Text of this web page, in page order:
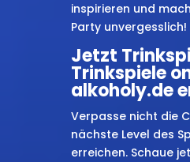
inspirieren und
Party unvergesslich!
Jetzt
Trinkspiele
alkoholy.de
Verpasse nicht die
nächste Level des
erreichen. Schaue